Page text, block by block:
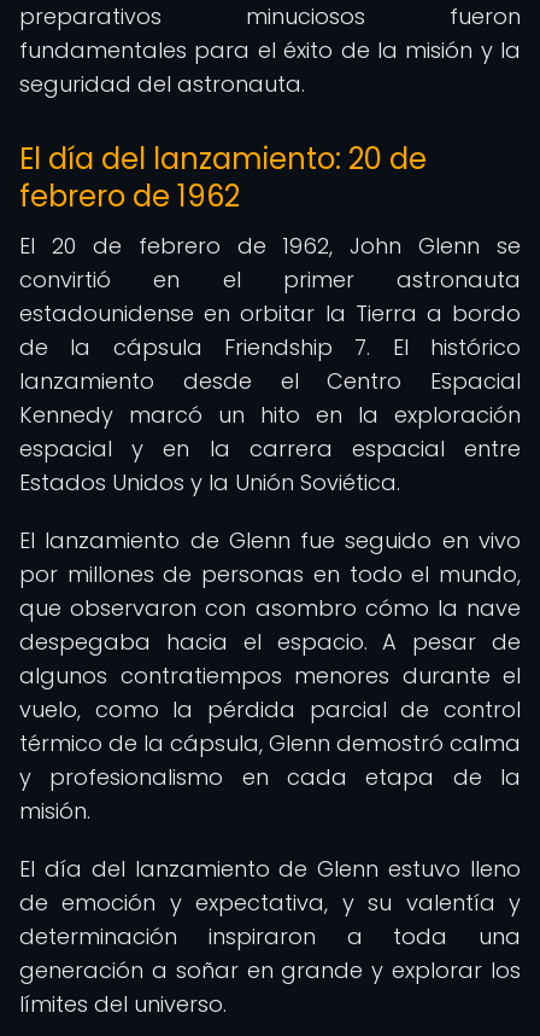
preparativos minuciosos fueron
fundamentales para el éxito de la misión y la
seguridad del astronauta.
El día del lanzamiento: 20 de
febrero de 1962
El 20 de febrero de 1962, John Glenn se
convirtió en el primer astronauta
estadounidense en orbitar la Tierra a bordo
de la cápsula Friendship 7. El histórico
lanzamiento desde el Centro Espacial
Kennedy marcó un hito en la exploración
espacial y en la carrera espacial entre
Estados Unidos y la Unión Soviética.
El lanzamiento de Glenn fue seguido en vivo
por millones de personas en todo el mundo,
que observaron con asombro cómo la nave
despegaba hacia el espacio. A pesar de
algunos contratiempos menores durante el
vuelo, como la pérdida parcial de control
térmico de la cápsula, Glenn demostró calma
y profesionalismo en cada etapa de la
misión.
El día del lanzamiento de Glenn estuvo lleno
de emoción y expectativa, y su valentía y
determinación inspiraron a toda una
generación a soñar en grande y explorar los
límites del universo.